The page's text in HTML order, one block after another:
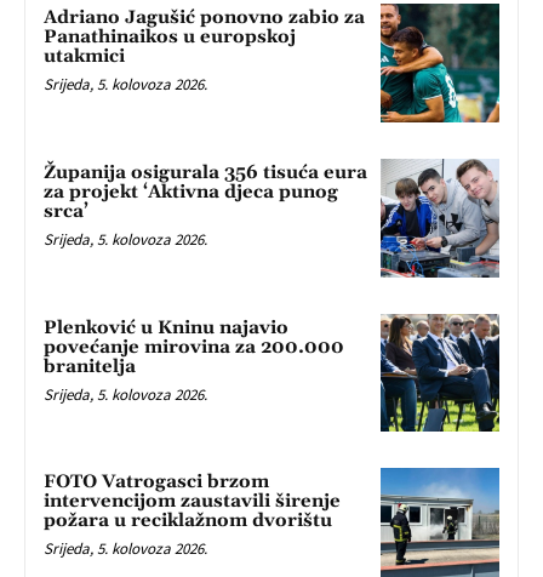
Adriano Jagušić ponovno zabio za
Panathinaikos u europskoj
utakmici
Srijeda, 5. kolovoza 2026.
Županija osigurala 356 tisuća eura
za projekt ‘Aktivna djeca punog
srca’
Srijeda, 5. kolovoza 2026.
Plenković u Kninu najavio
povećanje mirovina za 200.000
branitelja
Srijeda, 5. kolovoza 2026.
FOTO Vatrogasci brzom
intervencijom zaustavili širenje
požara u reciklažnom dvorištu
Srijeda, 5. kolovoza 2026.